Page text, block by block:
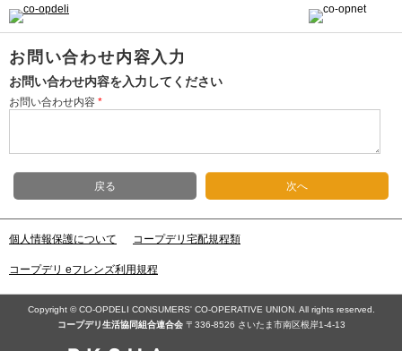
お問い合わせ内容入力
お問い合わせ内容を入力してください
お問い合わせ内容 *
戻る 次へ
個人情報保護について コープデリ宅配規程類
コープデリ eフレンズ利用規程
Copyright © CO-OPDELI CONSUMERS' CO-OPERATIVE UNION. All rights reserved.
コープデリ⽣活協同組合連合会〒336-8526 さいたま市南区根岸1-4-13